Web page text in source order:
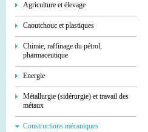
Agriculture et élevage
Caoutchouc et plastiques
Chimie, raffinage du pétrol,
pharmaceutique
Energie
Métallurgie (sidérurgie) et travail des
métaux
Constructions mécaniques